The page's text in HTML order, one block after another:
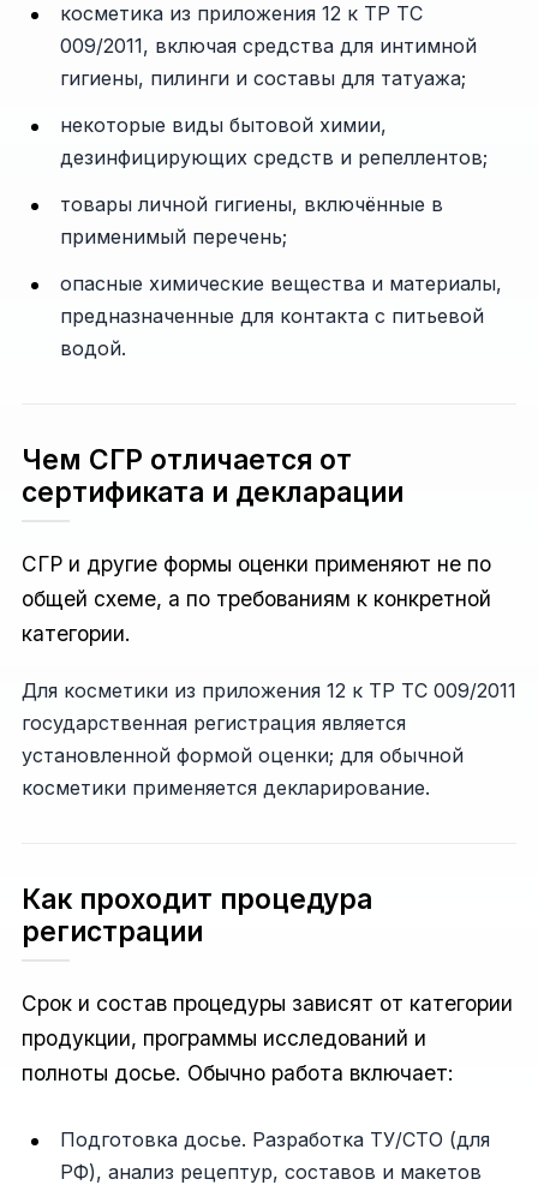
косметика из приложения 12 к ТР ТС
009/2011, включая средства для интимной
гигиены, пилинги и составы для татуажа;
некоторые виды бытовой химии,
дезинфицирующих средств и репеллентов;
товары личной гигиены, включённые в
применимый перечень;
опасные химические вещества и материалы,
предназначенные для контакта с питьевой
водой.
Чем СГР отличается от
сертификата и декларации
СГР и другие формы оценки применяют не по
общей схеме, а по требованиям к конкретной
категории.
Для косметики из приложения 12 к ТР ТС 009/2011
государственная регистрация является
установленной формой оценки; для обычной
косметики применяется декларирование.
Как проходит процедура
регистрации
Срок и состав процедуры зависят от категории
продукции, программы исследований и
полноты досье. Обычно работа включает:
Подготовка досье. Разработка ТУ/СТО (для
РФ), анализ рецептур, составов и макетов